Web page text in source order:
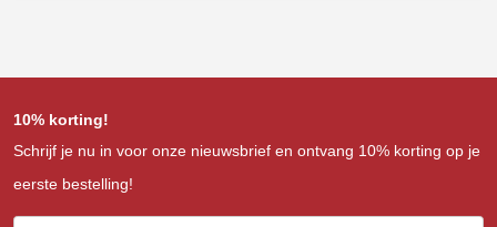
10% korting!
Schrijf je nu in voor onze nieuwsbrief en ontvang 10% korting op je
eerste bestelling!